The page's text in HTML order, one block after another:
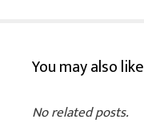
You may also like
No related posts.